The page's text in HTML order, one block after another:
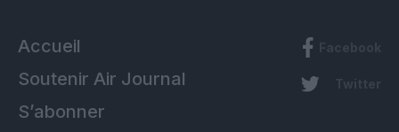
Accueil
Soutenir Air Journal
S’abonner